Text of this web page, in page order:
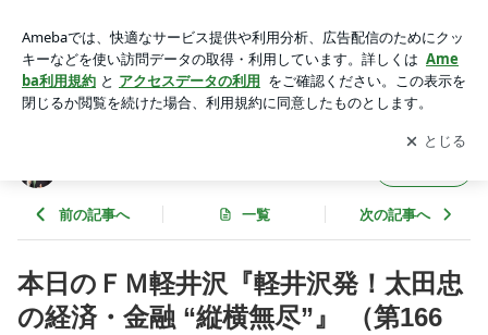
尽”』 （第166回） | 太田忠の縦横無尽
アプリをダウンロードして ブログの更新通知
を受け取りまし
ょう。
開く
前の記事へ 一覧 次の記事へ
本日のＦＭ軽井沢『軽井沢発！太田忠
の経済・金融 “縦横無尽”』 （第166